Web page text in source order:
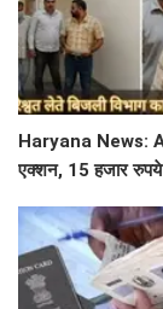
Haryana News:
एक्शन, 15 हजार रुपये